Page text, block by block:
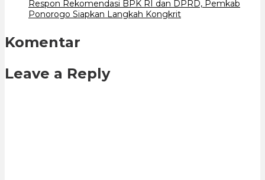
Respon Rekomendasi BPK RI dan DPRD, Pemkab
Ponorogo Siapkan Langkah Kongkrit
Komentar
Leave a Reply